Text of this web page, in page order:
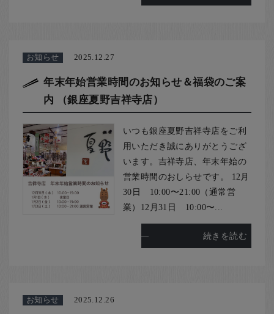
お知らせ 2025.12.27
年末年始営業時間のお知らせ＆福袋のご案
内 （銀座夏野吉祥寺店）
いつも銀座夏野吉祥寺店をご利
用いただき誠にありがとうござ
います。吉祥寺店、年末年始の
営業時間のおしらせです。 12月
30日 10:00〜21:00（通常営
業）12月31日 10:00〜...
続きを読む
お知らせ 2025.12.26